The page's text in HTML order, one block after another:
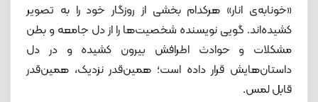
«خونابه‌ی انار» هرکدام بخشی از روزگار خود را به تصویر
کشیده‌اند. گویی نویسنده شخصیت‌ها را از دل جامعه و بطن
مشکلات و حوادث اطرافش بیرون کشیده و در دل
داستان‌هایش قرار داده است؛ همین‌قدر نزدیک، همین‌قدر
قابل لمس.